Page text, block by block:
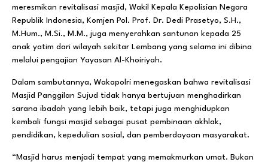
meresmikan revitalisasi masjid, Wakil Kepala Kepolisian Negara
Republik Indonesia, Komjen Pol. Prof. Dr. Dedi Prasetyo, S.H.,
M.Hum., M.Si., M.M., juga menyerahkan santunan kepada 25
anak yatim dari wilayah sekitar Lembang yang selama ini dibina
melalui pengajian Yayasan Al-Khoiriyah.
Dalam sambutannya, Wakapolri menegaskan bahwa revitalisasi
Masjid Panggilan Sujud tidak hanya bertujuan menghadirkan
sarana ibadah yang lebih baik, tetapi juga menghidupkan
kembali fungsi masjid sebagai pusat pembinaan akhlak,
pendidikan, kepedulian sosial, dan pemberdayaan masyarakat.
“Masjid harus menjadi tempat yang memakmurkan umat. Bukan